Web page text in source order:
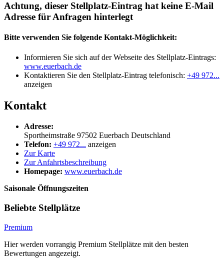
Achtung, dieser Stellplatz-Eintrag hat keine E-Mail
Adresse für Anfragen hinterlegt
Bitte verwenden Sie folgende Kontakt-Möglichkeit:
Informieren Sie sich auf der Webseite des Stellplatz-Eintrags:
www.euerbach.de
Kontaktieren Sie den Stellplatz-Eintrag telefonisch: +49 972...
anzeigen
Kontakt
Adresse:
Sportheimstraße 97502 Euerbach Deutschland
Telefon: +49 972... anzeigen
Zur Karte
Zur Anfahrtsbeschreibung
Homepage: www.euerbach.de
Saisonale Öffnungszeiten
Beliebte Stellplätze
Premium
Hier werden vorrangig Premium Stellplätze mit den besten
Bewertungen angezeigt.